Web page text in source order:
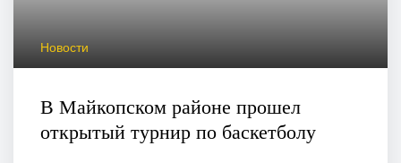
Новости
В Майкопском районе прошел
открытый турнир по баскетболу